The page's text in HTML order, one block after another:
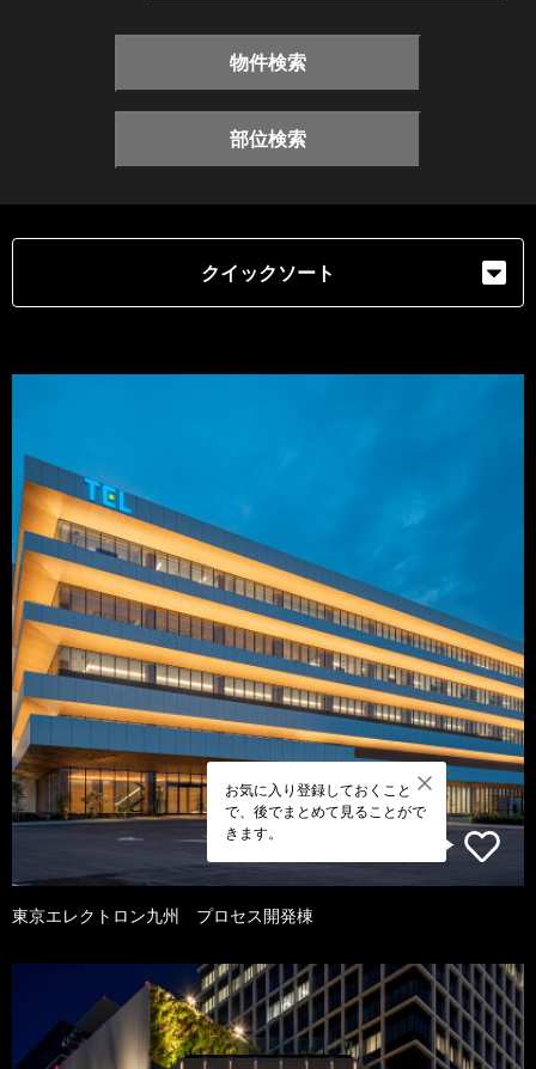
物件検索
部位検索
クイックソート
お気に入り登録しておくこと
で、後でまとめて見ることがで
きます。
東京エレクトロン九州 プロセス開発棟